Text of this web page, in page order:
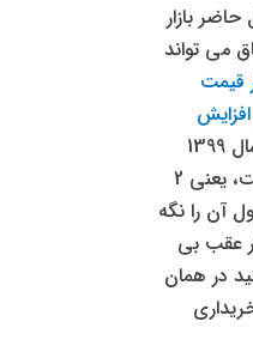
بازار
می تواند
قیمت
افزایش
در سال 1399
رشد قیمت مسکن 109 درصد بوده است، یعنی 2
آن را نگه
عقب بی
در همان